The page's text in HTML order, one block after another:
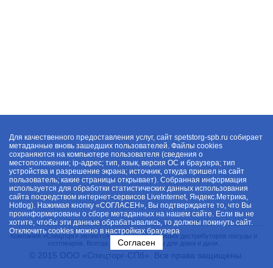
Компания «Спецторг» является одним из крупнейших дистрибуторов посуды и
хозтоваров. Всегда в наличии товары для дома и дачи.
© 2015 ООО «Спецторг-СПб». Все права защищены.
Для качественного предоставления услуг, сайт spetstorg-spb.ru собирает
метаданные вновь зашедших пользователей. Файлы cookies
сохраняются на компьютере пользователя (сведения о
местоположении; ip-адрес; тип, язык, версия ОС и браузера; тип
устройства и разрешение экрана; источник, откуда пришел на сайт
пользователь; какие страницы открывает). Собранная информация
используется для обработки статистических данных использования
сайта посредством интернет-сервисов LiveInternet, Яндекс.Метрика,
Hotlog). Нажимая кнопку «СОГЛАСЕН», Вы подтверждаете то, что Вы
проинформированы о сборе метаданных на нашем сайте. Если вы не
хотите, чтобы эти данные обрабатывались, то должны покинуть сайт.
Отключить cookies можно в настройках браузера
Согласен